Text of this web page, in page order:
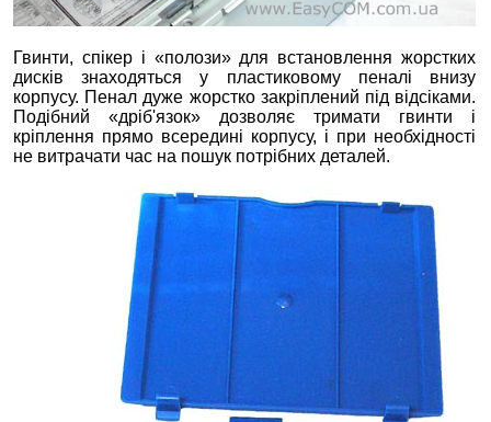
Гвинти, спікер і «полози» для встановлення жорстких
дисків знаходяться у пластиковому пеналі внизу
корпусу. Пенал дуже жорстко закріплений під відсіками.
Подібний «дріб'язок» дозволяє тримати гвинти і
кріплення прямо всередині корпусу, і при необхідності
не витрачати час на пошук потрібних деталей.